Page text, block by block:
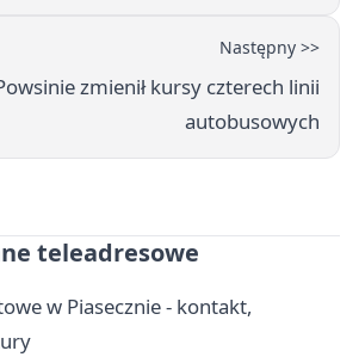
Następny >>
zmienił kursy czterech linii
autobusowych
teleadresowe
w Piasecznie - kontakt,